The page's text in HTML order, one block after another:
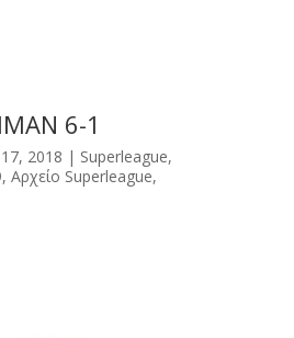
6-1
2018 | Superleague,
, Αρχείο Superleague,